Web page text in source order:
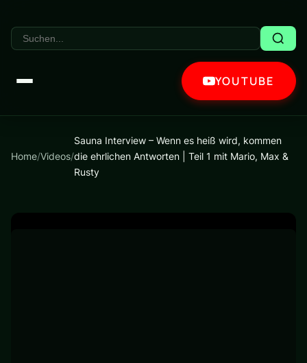
YOUTUBE
Home/Videos/
Sauna Interview – Wenn es heiß wird, kommen
die ehrlichen Antworten | Teil 1 mit Mario, Max &
Rusty